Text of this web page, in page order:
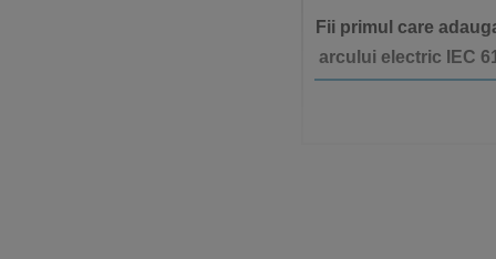
Fii primul care
arcului electric IEC